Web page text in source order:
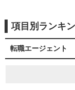
項目別ランキ
転職エージェント